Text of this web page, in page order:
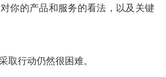
你的产品和服务的看法，以及关键
取行动仍然很困难。